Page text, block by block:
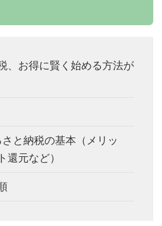
、お得に賢く始める方法が
と納税の基本（メリッ
還元など）